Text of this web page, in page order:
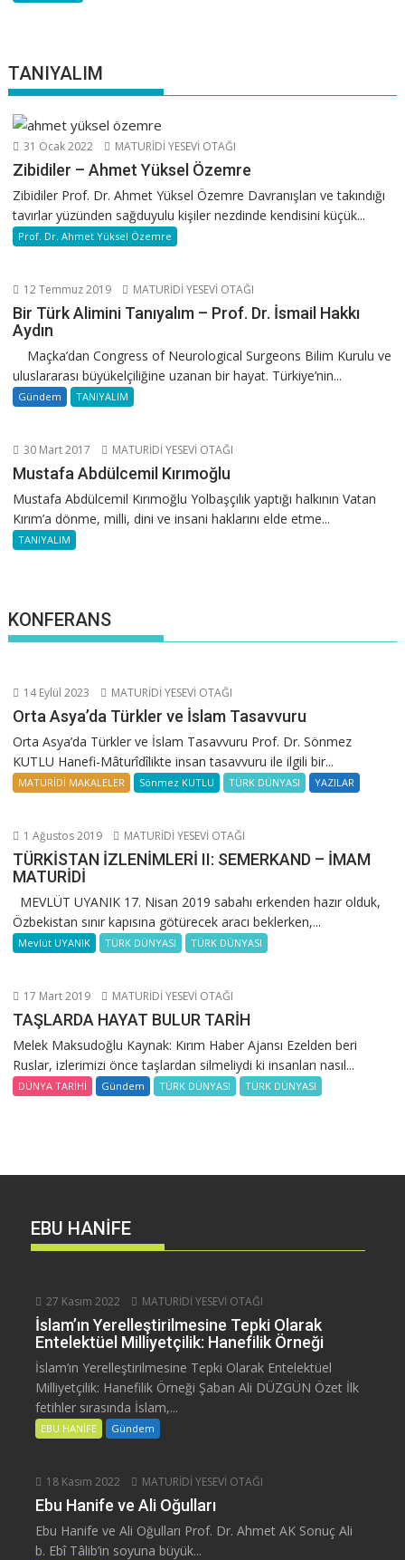
TANIYALIM
31 Ocak 2022 MATURİDİ YESEVİ OTAĞI
Zibidiler – Ahmet Yüksel Özemre
Zibidiler Prof. Dr. Ahmet Yüksel Özemre Davranışları ve takındığı
tavırlar yüzünden sağduyulu kişiler nezdinde kendisini küçük...
Prof. Dr. Ahmet Yüksel Özemre
12 Temmuz 2019 MATURİDİ YESEVİ OTAĞI
Bir Türk Alimini Tanıyalım – Prof. Dr. İsmail Hakkı
Aydın
Maçka’dan Congress of Neurological Surgeons Bilim Kurulu ve
uluslararası büyükelçiliğine uzanan bir hayat. Türkiye’nin...
Gündem TANIYALIM
30 Mart 2017 MATURİDİ YESEVİ OTAĞI
Mustafa Abdülcemil Kırımoğlu
Mustafa Abdülcemil Kırımoğlu Yolbaşçılık yaptığı halkının Vatan
Kırım’a dönme, milli, dini ve insani haklarını elde etme...
TANIYALIM
KONFERANS
14 Eylül 2023 MATURİDİ YESEVİ OTAĞI
Orta Asya’da Türkler ve İslam Tasavvuru
Orta Asya’da Türkler ve İslam Tasavvuru Prof. Dr. Sönmez
KUTLU Hanefi-Mâturîdîlikte insan tasavvuru ile ilgili bir...
MATURİDİ MAKALELER Sönmez KUTLU TÜRK DÜNYASI YAZILAR
1 Ağustos 2019 MATURİDİ YESEVİ OTAĞI
TÜRKİSTAN İZLENİMLERİ II: SEMERKAND – İMAM
MATURİDİ
MEVLÜT UYANIK 17. Nisan 2019 sabahı erkenden hazır olduk,
Özbekistan sınır kapısına götürecek aracı beklerken,...
Mevlüt UYANIK TÜRK DÜNYASI TÜRK DÜNYASI
17 Mart 2019 MATURİDİ YESEVİ OTAĞI
TAŞLARDA HAYAT BULUR TARİH
Melek Maksudoğlu Kaynak: Kırım Haber Ajansı Ezelden beri
Ruslar, izlerimizi önce taşlardan silmeliydi ki insanları nasıl...
DÜNYA TARİHİ Gündem TÜRK DÜNYASI TÜRK DÜNYASI
EBU HANİFE
27 Kasım 2022 MATURİDİ YESEVİ OTAĞI
İslam’ın Yerelleştirilmesine Tepki Olarak
Entelektüel Milliyetçilik: Hanefilik Örneği
İslam’ın Yerelleştirilmesine Tepki Olarak Entelektüel
Milliyetçilik: Hanefilik Örneği Şaban Ali DÜZGÜN Özet İlk
fetihler sırasında İslam,...
EBU HANİFE Gündem
18 Kasım 2022 MATURİDİ YESEVİ OTAĞI
Ebu Hanife ve Ali Oğulları
Ebu Hanife ve Ali Oğulları Prof. Dr. Ahmet AK Sonuç Ali
b. Ebî Tâlib’in soyuna büyük...